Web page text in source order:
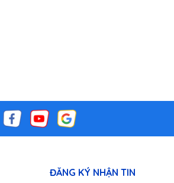
ĐĂNG KÝ NHẬN TIN